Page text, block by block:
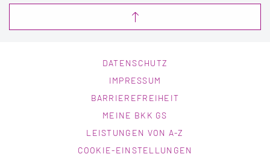
DATENSCHUTZ
IMPRESSUM
BARRIEREFREIHEIT
MEINE BKK GS
LEISTUNGEN VON A-Z
COOKIE-EINSTELLUNGEN